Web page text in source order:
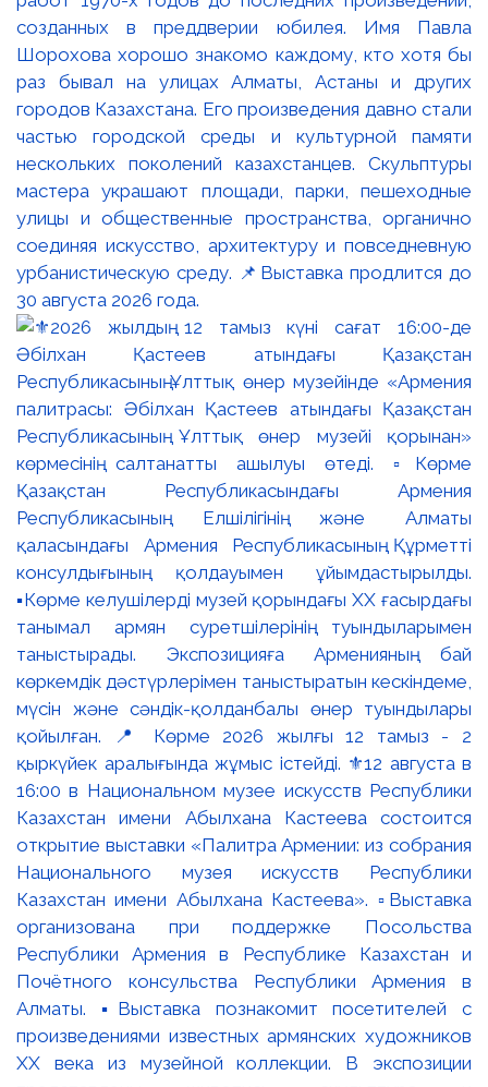
созданных в преддверии юбилея. Имя Павла
Шорохова хорошо знакомо каждому, кто хотя бы
раз бывал на улицах Алматы, Астаны и других
городов Казахстана. Его произведения давно стали
частью городской среды и культурной памяти
нескольких поколений казахстанцев. Скульптуры
мастера украшают площади, парки, пешеходные
улицы и общественные пространства, органично
соединяя искусство, архитектуру и повседневную
урбанистическую среду. 📌Выставка продлится до
30 августа 2026 года.